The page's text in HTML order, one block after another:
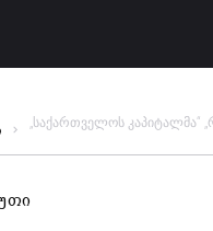
„საქართველოს კაპიტალმა“